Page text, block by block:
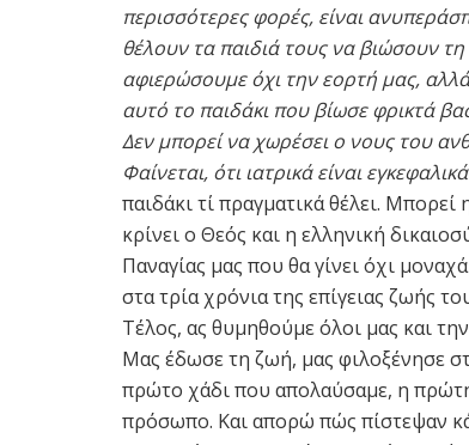
περισσότερες φορές, είναι
θέλουν τα παιδιά τους να βιώσουν
αφιερώσουμε όχι την εορτή μας,
αυτό το παιδάκι που βίωσε φρικτά
Δεν μπορεί να χωρέσει ο νους του
Φαίνεται, ότι ιατρικά είναι
παιδάκι τί πραγματικά θέλει.
κρίνει ο Θεός και η ελληνική
Παναγίας μας που θα γίνει όχι
στα τρία χρόνια της επίγειας ζωής
Τέλος, ας θυμηθούμε όλοι μας και
Μας έδωσε τη ζωή, μας φιλοξένησε
πρώτο χάδι που απολαύσαμε, η
πρόσωπο. Και απορώ πώς πίστεψαν